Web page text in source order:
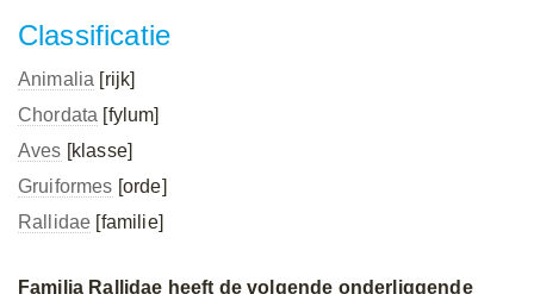
Classificatie
Animalia [rijk]
Chordata [fylum]
Aves [klasse]
Gruiformes [orde]
Rallidae [familie]
Familia Rallidae heeft de volgende onderliggende